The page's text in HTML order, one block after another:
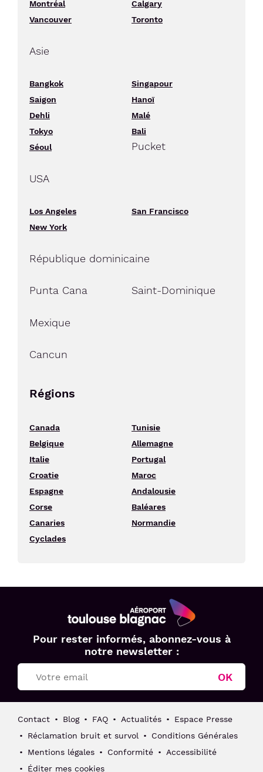
Montréal
Calgary
Vancouver
Toronto
Asie
Bangkok
Singapour
Saigon
Hanoï
Dehli
Malé
Tokyo
Bali
Séoul
Pucket
USA
Los Angeles
San Francisco
New York
République dominicaine
Punta Cana Saint-Dominique
Mexique
Cancun
Régions
Canada
Tunisie
Belgique
Allemagne
Italie
Portugal
Croatie
Maroc
Espagne
Andalousie
Corse
Baléares
Canaries
Normandie
Cyclades
Aéroport
Toulouse
Blagnac
Pour rester informés, abonnez-vous à
notre newsletter :
OK
Contact Blog FAQ Actualités
Espace Presse
Réclamation bruit et survol
Conditions Générales
Mentions légales
Conformité
Accessibilité
Éditer mes cookies